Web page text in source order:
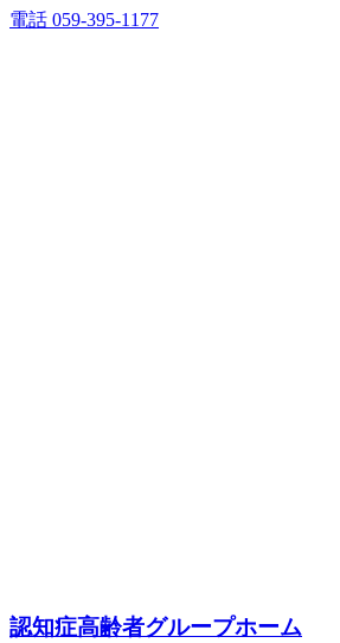
電話 059-395-1177
認知症高齢者グループホーム